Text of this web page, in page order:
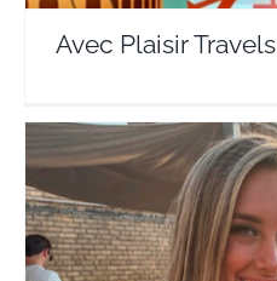
Avec Plaisir Travels